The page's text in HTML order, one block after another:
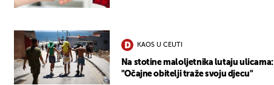
KAOS U CEUTI
Na stotine maloljetnika lutaju ulicama:
"Očajne obitelji traže svoju djecu"